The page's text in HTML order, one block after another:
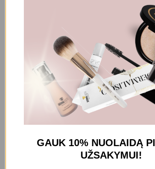
pažeistų plaukų struktūrą, išlygina
stiprina šaknis. Jis prasiskverbia į
elastinga plėvele iš vidaus ir išorės,
elastingumą. Vitaminas E skatina sveiko
kadangi jis veikia kaip antioksidantas ir
taip pat yra natūralus UV spindulių filtras
žalingą laisvųjų radikalų poveikį. Kadus
Lightweight 100 ml aliejukas itin
plauko ląsteles nuo išsausėjimo,
dažytų, sausų ir lūžinėjančių plaukų būklę.
pajusite iš karto. Tinka visų tipų plaukams.
GAUK 10% NUOLAIDĄ
UŽSAKYMUI!